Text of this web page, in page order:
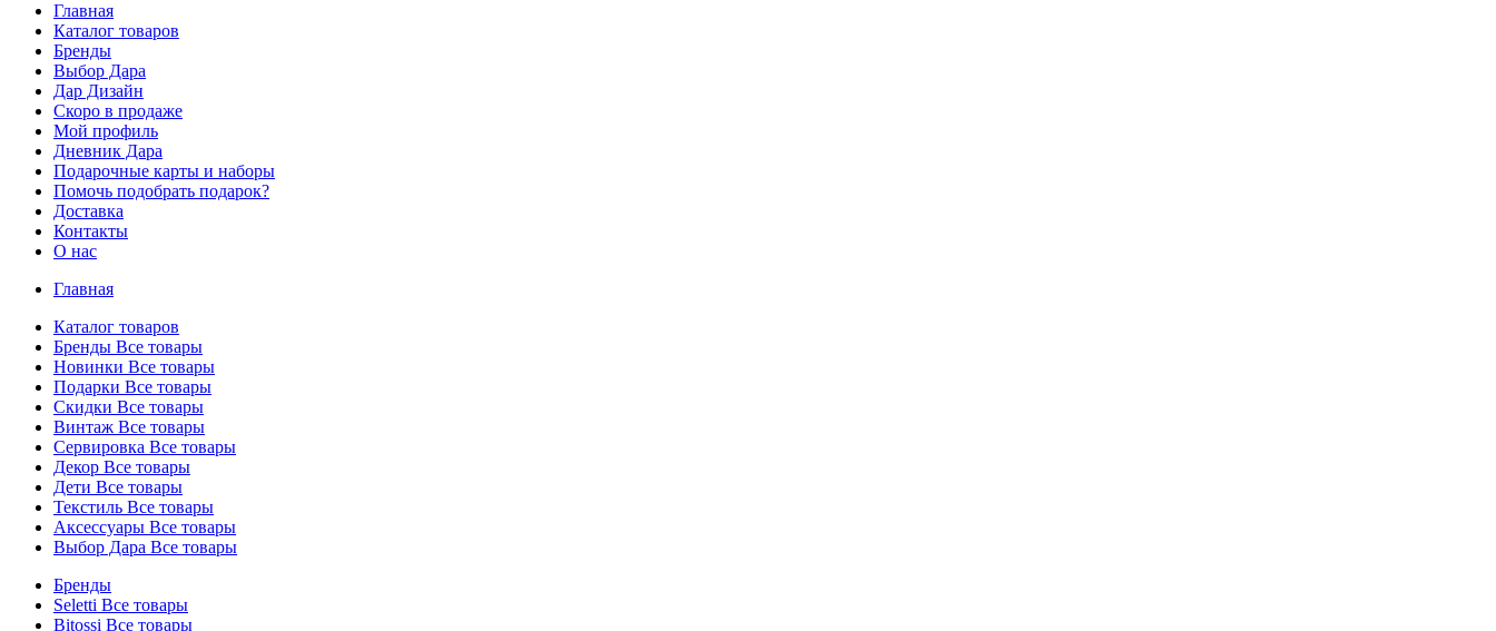
Главная
Каталог товаров
Бренды
Выбор Дара
Дар Дизайн
Скоро в продаже
Мой профиль
Дневник Дара
Подарочные карты и наборы
Помочь подобрать подарок?
Доставка
Контакты
О нас
Главная
Каталог товаров
Бренды Все товары
Новинки Все товары
Подарки Все товары
Скидки Все товары
Винтаж Все товары
Сервировка Все товары
Декор Все товары
Дети Все товары
Текстиль Все товары
Аксессуары Все товары
Выбор Дара Все товары
Бренды
Seletti Все товары
Bitossi Все товары